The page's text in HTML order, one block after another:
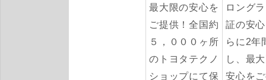
最大限の安心を
ご提供！全国約
５，０００ヶ所
のトヨタテクノ
ショップにて保
ロング
証の安
らに2年
し、最
安心を